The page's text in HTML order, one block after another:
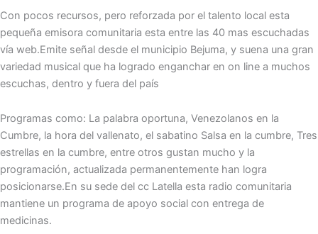
Con pocos recursos, pero reforzada por el talento local esta
pequeña emisora comunitaria esta entre las 40 mas escuchadas
vía web.Emite señal desde el municipio Bejuma, y suena una gran
variedad musical que ha logrado enganchar en on line a muchos
escuchas, dentro y fuera del país
Programas como: La palabra oportuna, Venezolanos en la
Cumbre, la hora del vallenato, el sabatino Salsa en la cumbre, Tres
estrellas en la cumbre, entre otros gustan mucho y la
programación, actualizada permanentemente han logra
posicionarse.En su sede del cc Latella esta radio comunitaria
mantiene un programa de apoyo social con entrega de
medicinas.